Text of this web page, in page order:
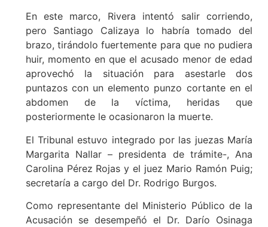
En este marco, Rivera intentó salir corriendo,
pero Santiago Calizaya lo habría tomado del
brazo, tirándolo fuertemente para que no pudiera
huir, momento en que el acusado menor de edad
aprovechó la situación para asestarle dos
puntazos con un elemento punzo cortante en el
abdomen de la víctima, heridas que
posteriormente le ocasionaron la muerte.
El Tribunal estuvo integrado por las juezas María
Margarita Nallar – presidenta de trámite-, Ana
Carolina Pérez Rojas y el juez Mario Ramón Puig;
secretaría a cargo del Dr. Rodrigo Burgos.
Como representante del Ministerio Público de la
Acusación se desempeñó el Dr. Darío Osinaga